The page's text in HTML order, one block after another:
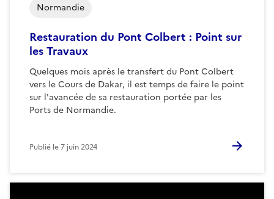
Restauration du Pont Colbert : Point sur
les Travaux
Quelques mois après le transfert du Pont Colbert
vers le Cours de Dakar, il est temps de faire le point
sur l'avancée de sa restauration portée par les
Ports de Normandie.
Normandie
Publié le7 juin 2024